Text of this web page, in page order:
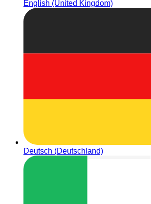
English (United Kingdom)
Deutsch (Deutschland)